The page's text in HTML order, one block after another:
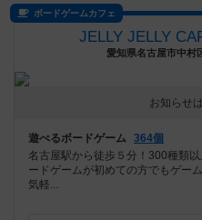
ボードゲームカフェ
JELLY JELLY
愛知県名古屋市中村
お知らせ
遊べるボードゲーム 364個
名古屋駅から徒歩５分！300種類
ードゲームが初めての方でもゲー
気軽...